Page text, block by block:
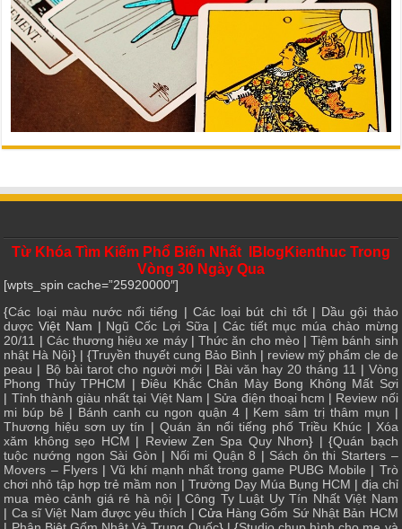
Từ Khóa Tìm Kiếm Phổ Biến Nhất IBlogKienthuc Trong
Vòng 30 Ngày Qua
[wpts_spin cache=”25920000″]
{Các loại màu nước nổi tiếng | Các loại bút chì tốt| Dầu gội thảo
dược Việt Nam | Ngũ Cốc Lợi Sữa| Các tiết mục múa chào mừng
20/11 | Các thương hiệu xe máy|Thức ăn cho mèo|Tiệm bánh sinh
nhật Hà Nội} | {Truyền thuyết cung Bảo Bình | review mỹ phẩm cle de
peau | Bộ bài tarot cho người mới| Bài văn hay 20 tháng 11 | Vòng
Phong Thủy TPHCM |Điêu Khắc Chân Mày Bong Không Mất Sợi
| Tỉnh thành giàu nhất tại Việt Nam | Sửa điện thoại hcm | Review nối
mi búp bê | Bánh canh cu ngon quận 4| Kem sâm trị thâm mụn |
Thương hiệu sơn uy tín | Quán ăn nổi tiếng phố Triều Khúc| Xóa
xăm không sẹo HCM | Review Zen Spa Quy Nhơn} | {Quán bạch
tuộc nướng ngon Sài Gòn | Nối mi Quận 8 | Sách ôn thi Starters –
Movers – Flyers| Vũ khí mạnh nhất trong game PUBG Mobile | Trò
chơi nhỏ tập hợp trẻ mầm non | Trường Dạy Múa Bụng HCM | địa chỉ
mua mèo cảnh giá rẻ hà nội |Công Ty Luật Uy Tín Nhất Việt Nam
| Ca sĩ Việt Nam được yêu thích | Cửa Hàng Gốm Sứ Nhật Bản HCM